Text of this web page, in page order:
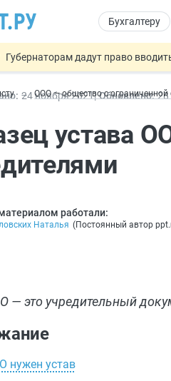
Бухгалтеру
Губернаторам дадут право
Важно Разработают единые
Могут разрешить использование
ООО — общество с ограниченной
24 ноября2021 Обновлено:
устава
работали:
Наталья (Постоянный автор
— это учредительный
нужен устав